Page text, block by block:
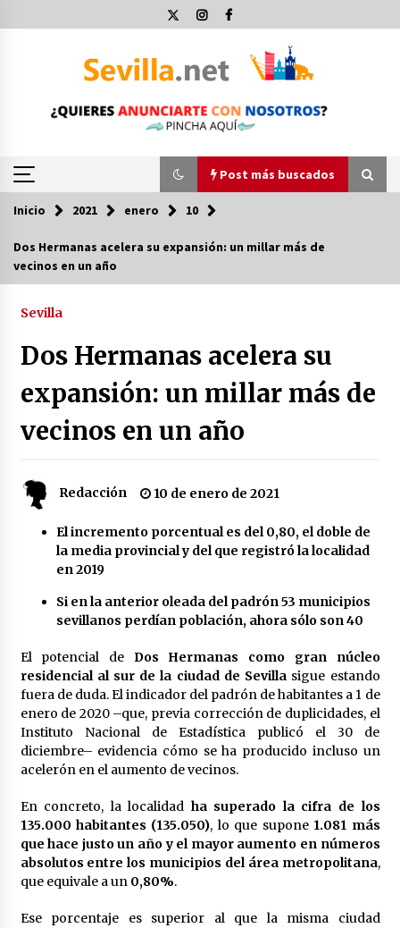
al
Post más buscados
Post más buscados
Por qué el lanzamiento de hachas es tan
10 de noviembre de 2022
Plaga de pulgas en el festival Interestelar de
5.500 efectivos se encargarán de la seguridad
del partido
Leyendas del Betis y del Sevilla vuelven al
terreno de juego en un derbi a beneficio de
13 de mayo de 2022
La Cartuja Pickman esquiva su liquidación al
no tener que pagar seis millones de euros a la
Seguridad Social
13 de mayo de 2022
¿Un «insulto» al traje de flamenca?
en la Feria de Abril
7 de mayo de 2022
Los farolillos de la Feria de Sevilla se
repondrán cuando desaparezca el riesgo de
lluvia
Inicio 2021 enero 10
Dos Hermanas acelera su expansión: un millar más de
vecinos en un año
Sevilla
Dos Hermanas acelera su
expansión: un millar más de
vecinos en un año
Redacción 10 de enero de 2021
El incremento porcentual es del 0,80, el doble de
la media provincial y del que registró la localidad
en 2019
Si en la anterior oleada del padrón 53 municipios
sevillanos perdían población, ahora sólo son 40
El potencial de Dos Hermanas como gran núcleo
residencial al sur de la ciudad de Sevilla sigue estando
fuera de duda. El indicador del padrón de habitantes a 1 de
enero de 2020 –que, previa corrección de duplicidades, el
Instituto Nacional de Estadística publicó el 30 de
diciembre– evidencia cómo se ha producido incluso un
acelerón en el aumento de vecinos.
En concreto, la localidad ha superado la cifra de los
135.000 habitantes (135.050), lo que supone 1.081 más
que hace justo un año y el mayor aumento en números
absolutos entre los municipios del área metropolitana,
que equivale a un 0,80%.
Ese porcentaje es superior al que la misma ciudad